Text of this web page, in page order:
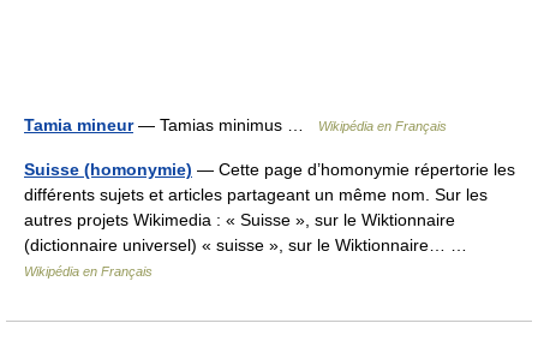
Tamia mineur— Tamias minimus … Wikipédia en Français
Suisse (homonymie) — Cette page d’homonymie répertorie les
différents sujets et articles partageant un même nom. Sur les
autres projets Wikimedia : « Suisse », sur le Wiktionnaire
(dictionnaire universel) « suisse », sur le Wiktionnaire… …
Wikipédia en Français